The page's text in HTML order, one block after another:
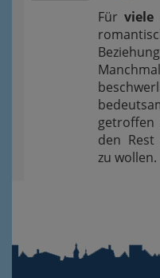
Fürviele
den
zu wollen.